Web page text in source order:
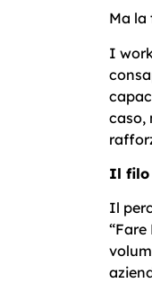
Ma la
I
caso,
Il filo
Il
“Fare